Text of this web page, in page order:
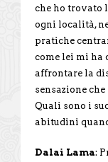
che ho trovato
ogni località,
pratiche
come lei mi ha
affrontare la
sensazione
Quali sono i
abitudini
Dalai Lama: